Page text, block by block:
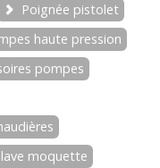
Poignée pistolet
haute pression
pompes
moquette